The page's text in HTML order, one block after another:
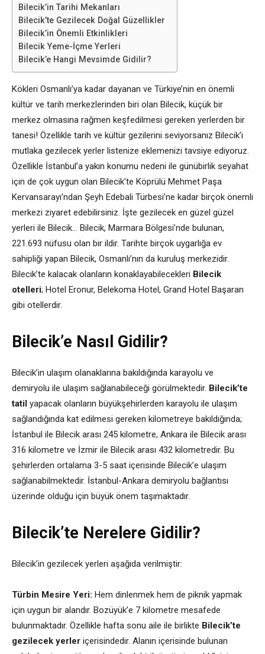
Bilecik’in Tarihi Mekanları
Bilecik’te Gezilecek Doğal Güzellikler
Bilecik’in Önemli Etkinlikleri
Bilecik Yeme-İçme Yerleri
Bilecik’e Hangi Mevsimde Gidilir?
Kökleri Osmanlı’ya kadar dayanan ve Türkiye’nin en önemli
kültür ve tarih merkezlerinden biri olan Bilecik, küçük bir
merkez olmasına rağmen keşfedilmesi gereken yerlerden bir
tanesi! Özellikle tarih ve kültür gezilerini seviyorsanız Bilecik’i
mutlaka gezilecek yerler listenize eklemenizi tavsiye ediyoruz.
Özellikle İstanbul’a yakın konumu nedeni ile günübirlik seyahat
için de çok uygun olan Bilecik’te Köprülü Mehmet Paşa
Kervansarayı’ndan Şeyh Edebali Türbesi’ne kadar birçok önemli
merkezi ziyaret edebilirsiniz. İşte gezilecek en güzel güzel
yerleri ile Bilecik… Bilecik, Marmara Bölgesi’nde bulunan,
221.693 nüfusu olan bir ildir. Tarihte birçok uygarlığa ev
sahipliği yapan Bilecik, Osmanlı’nın da kuruluş merkezidir.
Bilecik’te kalacak olanların konaklayabilecekleri Bilecik
otelleri; Hotel Eronur, Belekoma Hotel, Grand Hotel Başaran
gibi otellerdir.
Bilecik’e Nasıl Gidilir?
Bilecik’in ulaşım olanaklarına bakıldığında karayolu ve
demiryolu ile ulaşım sağlanabileceği görülmektedir. Bilecik’te
tatil yapacak olanların büyükşehirlerden karayolu ile ulaşım
sağlandığında kat edilmesi gereken kilometreye bakıldığında;
İstanbul ile Bilecik arası 245 kilometre, Ankara ile Bilecik arası
316 kilometre ve İzmir ile Bilecik arası 432 kilometredir. Bu
şehirlerden ortalama 3-5 saat içerisinde Bilecik’e ulaşım
sağlanabilmektedir. İstanbul-Ankara demiryolu bağlantısı
üzerinde olduğu için büyük önem taşımaktadır.
Bilecik’te Nerelere Gidilir?
Bilecik’in gezilecek yerleri aşağıda verilmiştir:
Türbin Mesire Yeri: Hem dinlenmek hem de piknik yapmak
için uygun bir alandır. Bozüyük’e 7 kilometre mesafede
bulunmaktadır. Özellikle hafta sonu aile ile birlikte Bilecik’te
gezilecek yerler içerisindedir. Alanın içerisinde bulunan